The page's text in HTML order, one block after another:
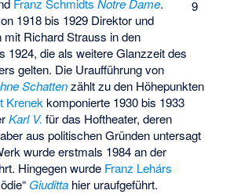
9
Franz Schmidts Notre Dame.
1918 bis 1929 Direktor und
mit Richard Strauss in den
1924, die als weitere Glanzzeit des
gelten. Die Uraufführung von
Schattenzählt zu den Höhepunkten
Krenek komponierte 1930 bis 1933
Karl V. für das Hoftheater, deren
aus politischen Gründen untersagt
wurde erstmals 1984 an der
Hingegen wurde Franz Lehárs
Giuditta hier uraufgeführt.